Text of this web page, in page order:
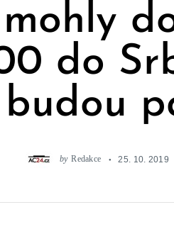
do
by Redakce 25. 10. 2019